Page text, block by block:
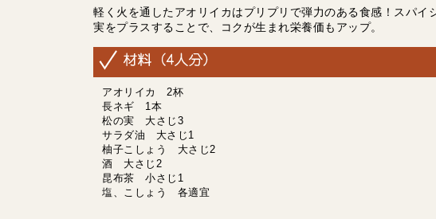
軽く火を通したアオリイカはプリプリで弾力のある食感！スパ
実をプラスすることで、コクが生まれ栄養価もアップ。
アオリイカ 2杯
長ネギ 1本
松の実 大さじ3
サラダ油 大さじ1
柚子こしょう 大さじ2
酒 大さじ2
昆布茶 小さじ1
塩、こしょう 各適宜